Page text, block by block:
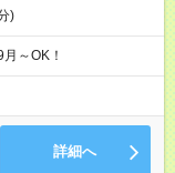
)
～OK！
詳細へ